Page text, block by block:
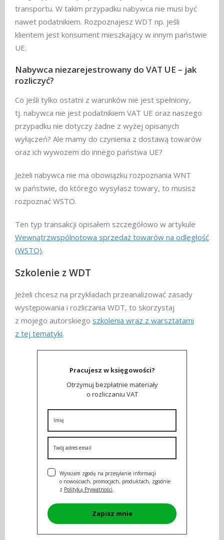
transportu. W takim przypadku nabywca nie musi być
nawet podatnikiem. Rozpoznajesz WDT np. jeśli
klientem jest konsument mieszkający w innym państwie
UE.
Nabywca niezarejestrowany do VAT UE – jak
rozliczyć?
Co jeśli tylko ostatni z warunków nie jest spełniony,
tj. nabywca nie jest podatnikiem VAT UE oraz naszego
przypadku nie dotyczy żadne z wyżej opisanych
wyłączeń? Ale mamy do czynienia z dostawą towarów
oraz ich wywozem do innego państwa UE?
Jeżeli nabywca nie ma obowiązku rozpoznania WNT
w państwie, do którego wysyłasz towary, to musisz
rozpoznać WSTO.
Ten typ transakcji opisałem szczegółowo w artykule
Wewnątrzwspólnotowa sprzedaż towarów na odległość
(WSTO).
Szkolenie z WDT
Jeżeli chcesz na przykładach przeanalizować zasady
występowania i rozliczania WDT, to skorzystaj
z mojego autorskiego szkolenia wraz z warsztatami
z tej tematyki.
Pracujesz w księgowości?
Otrzymuj bezpłatnie materiały
o rozliczaniu VAT
Wyrażam zgodę na przesyłanie informacji
o nowościach, promocjach, produktach, zgodnie
z Polityką Prywatności.
Zapisz mnie